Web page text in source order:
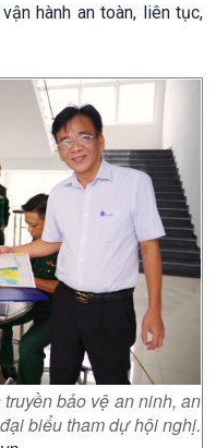
hành an toàn, liên tục,
bảo vệ an ninh, an
biểu tham dự hội nghị.